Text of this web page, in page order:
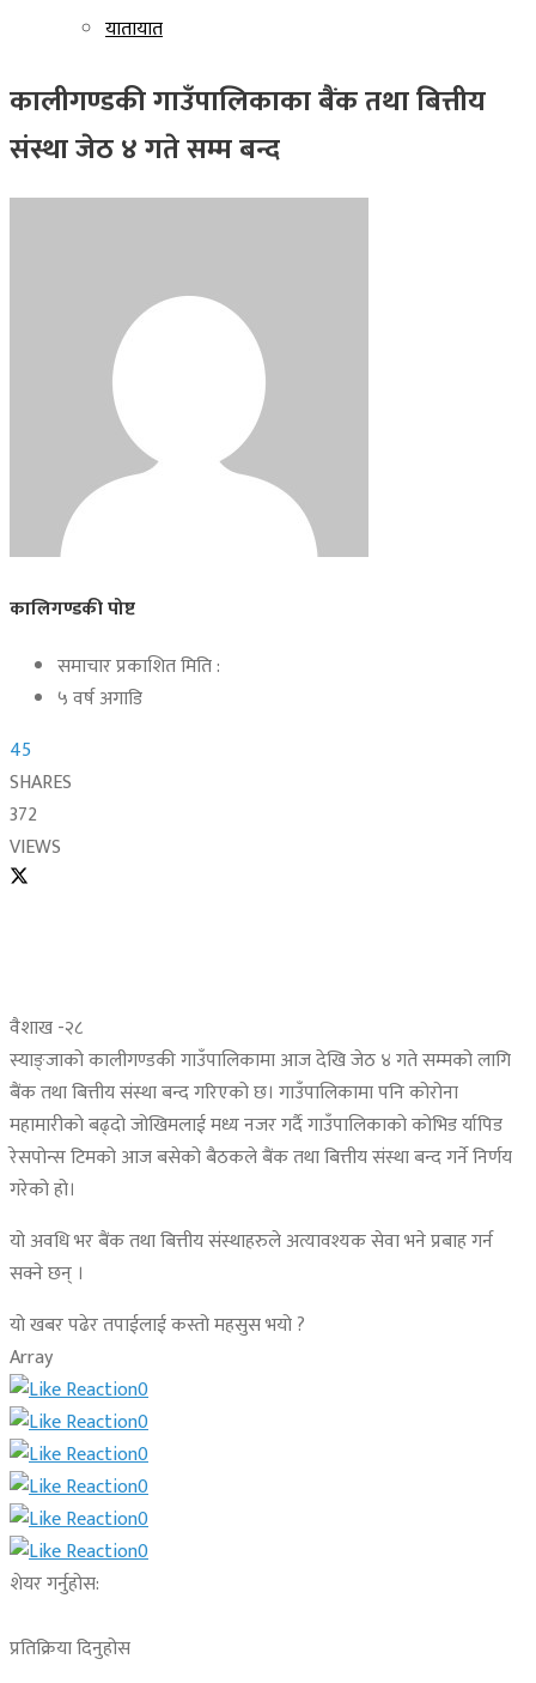
यातायात
कालीगण्डकी गाउँपालिकाका बैंक तथा बित्तीय
संस्था जेठ ४ गते सम्म बन्द
कालिगण्डकी पोष्ट
समाचार प्रकाशित मिति :
५ वर्ष अगाडि
45
SHARES
372
VIEWS
वैशाख -२८
स्याङ्जाको कालीगण्डकी गाउँपालिकामा आज देखि जेठ ४ गते सम्मको लागि
बैंक तथा बित्तीय संस्था बन्द गरिएको छ। गाउँपालिकामा पनि कोरोना
महामारीको बढ्दो जोखिमलाई मध्य नजर गर्दै गाउँपालिकाको कोभिड र्यापिड
रेसपोन्स टिमको आज बसेको बैठकले बैंक तथा बित्तीय संस्था बन्द गर्ने निर्णय
गरेको हो।
यो अवधि भर बैंक तथा बित्तीय संस्थाहरुले अत्यावश्यक सेवा भने प्रबाह गर्न
सक्ने छन् ।
यो खबर पढेर तपाईलाई कस्तो महसुस भयो ?
Array
0
0
0
0
0
0
शेयर गर्नुहोस:
प्रतिक्रिया दिनुहोस